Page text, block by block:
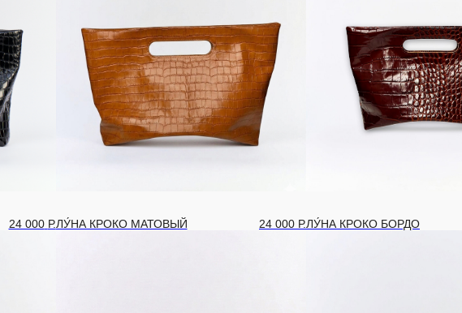
24 000 Р.ЛУ́НА КРОКО МАТОВЫЙ 24 000 Р.ЛУ́НА КРОКО БОРДО